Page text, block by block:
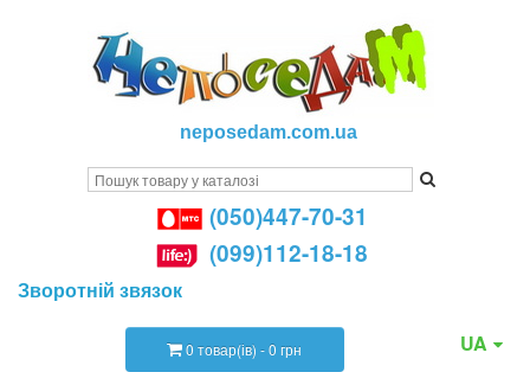
neposedam.com.ua
(050)447-70-31
(099)112-18-18
Зворотній звязок
UA
0 товар(ів) - 0 грн